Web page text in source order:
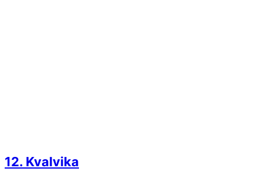
12. Kvalvika